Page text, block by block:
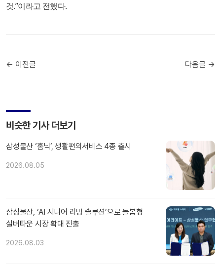
것.”이라고 전했다.
← 이전글 다음글 →
비슷한 기사 더보기
삼성물산 ‘홈닉’, 생활편의서비스 4종 출시
2026.08.05
삼성물산, ‘AI 시니어 리빙 솔루션’으로 돌봄형
실버타운 시장 확대 진출
2026.08.03